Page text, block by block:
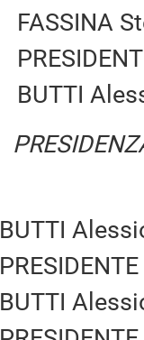
FASSINA
BUTTI
BUTTI
BUTTI